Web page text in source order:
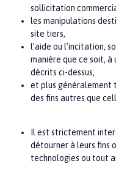
sollicitation
les manipulations
site tiers,
l’aide ou l’incitation,
manière que ce soit,
décrits ci-dessus,
et plus généralement
des fins autres que
Il est strictement
détourner à leurs fins
technologies ou tout